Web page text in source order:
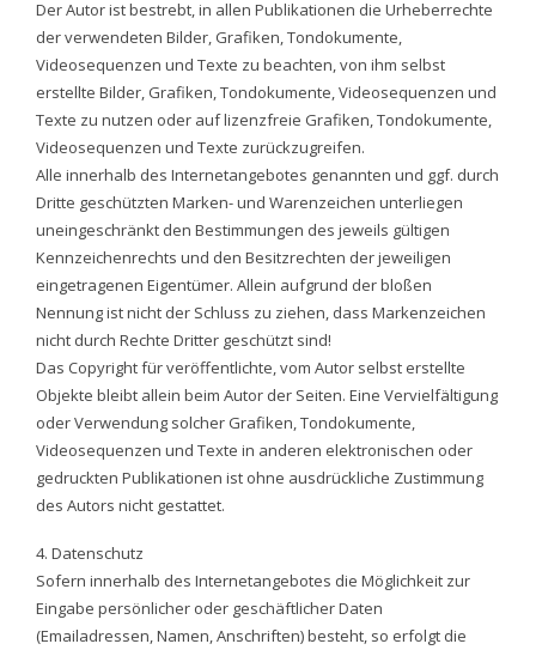
Der Autor ist bestrebt, in allen Publikationen die Urheberrechte
der verwendeten Bilder, Grafiken, Tondokumente,
Videosequenzen und Texte zu beachten, von ihm selbst
erstellte Bilder, Grafiken, Tondokumente, Videosequenzen und
Texte zu nutzen oder auf lizenzfreie Grafiken, Tondokumente,
Videosequenzen und Texte zurückzugreifen.
Alle innerhalb des Internetangebotes genannten und ggf. durch
Dritte geschützten Marken- und Warenzeichen unterliegen
uneingeschränkt den Bestimmungen des jeweils gültigen
Kennzeichenrechts und den Besitzrechten der jeweiligen
eingetragenen Eigentümer. Allein aufgrund der bloßen
Nennung ist nicht der Schluss zu ziehen, dass Markenzeichen
nicht durch Rechte Dritter geschützt sind!
Das Copyright für veröffentlichte, vom Autor selbst erstellte
Objekte bleibt allein beim Autor der Seiten. Eine Vervielfältigung
oder Verwendung solcher Grafiken, Tondokumente,
Videosequenzen und Texte in anderen elektronischen oder
gedruckten Publikationen ist ohne ausdrückliche Zustimmung
des Autors nicht gestattet.
4. Datenschutz
Sofern innerhalb des Internetangebotes die Möglichkeit zur
Eingabe persönlicher oder geschäftlicher Daten
(Emailadressen, Namen, Anschriften) besteht, so erfolgt die